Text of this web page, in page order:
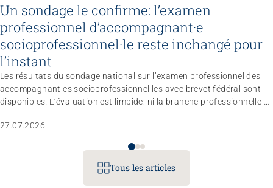
Congrès
Sans limites!? – Questionner, repousser et dépasser
les limites
Un sondage le confirme: l’examen
professionnel d’accompagnant·e
socioprofessionnel·le reste inchangé pour
l’instant
Les résultats du sondage national sur l’examen professionnel des
accompagnant·es socioprofessionnel·les avec brevet fédéral sont
disponibles. L’évaluation est limpide: ni la branche professionnelle ni
règlement d’examen dans les trois à quatre prochaines années.
professionnel, les compétences opérationnelles et les conditions
d’admission pour le moment.
27.07.2026
Tous les articles